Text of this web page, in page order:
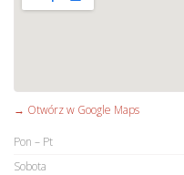
→ Otwórz w Google Maps
Pon – Pt
Sobota